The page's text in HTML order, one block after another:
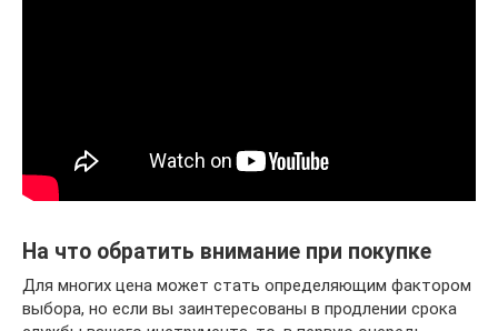
На что обратить внимание при покупке
Для многих цена может стать определяющим фактором
выбора, но если вы заинтересованы в продлении срока